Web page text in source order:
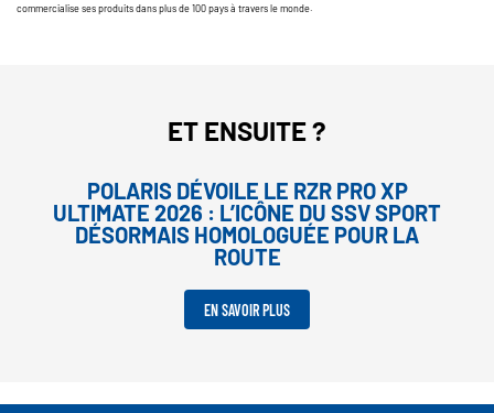
commercialise ses produits dans plus de 100 pays à travers le monde.
ET ENSUITE ?
POLARIS DÉVOILE LE RZR PRO XP
ULTIMATE 2026 : L’ICÔNE DU SSV SPORT
DÉSORMAIS HOMOLOGUÉE POUR LA
ROUTE
EN SAVOIR PLUS